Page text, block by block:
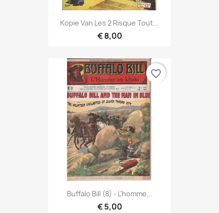
Kopie Van Les 2 Risque Tout...
€ 8,00
Buffalo Bill (8) - L'homme...
€ 5,00
favorite_border